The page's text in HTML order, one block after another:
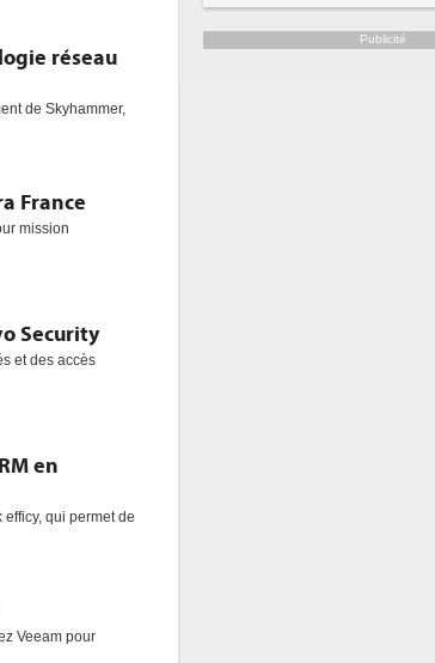
réseau
de Skyhammer,
France
mission
Security
et des accès
en
qui permet de
Veeam pour
Publicité